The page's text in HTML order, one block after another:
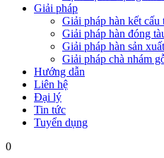
Giải pháp
Giải pháp hàn kết cấu
Giải pháp hàn đóng
Giải pháp hàn sản
Giải pháp chà nhám
Hướng dẫn
Liên hệ
Đại lý
Tin tức
Tuyển dụng
0